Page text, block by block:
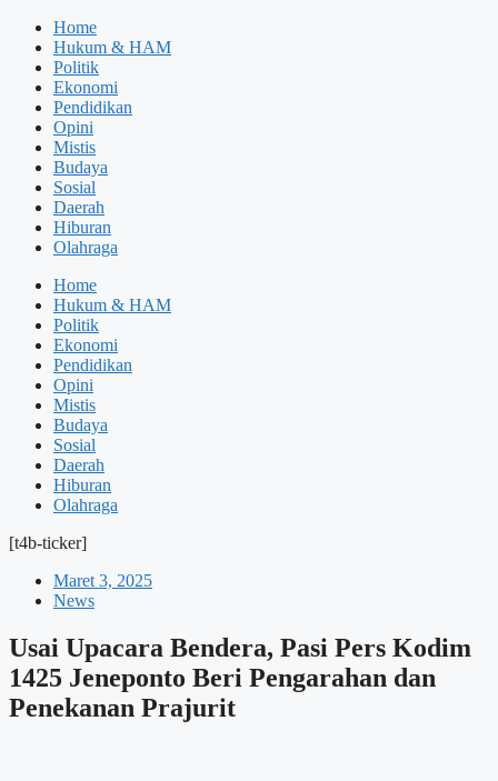
Home
Hukum & HAM
Politik
Ekonomi
Pendidikan
Opini
Mistis
Budaya
Sosial
Daerah
Hiburan
Olahraga
Home
Hukum & HAM
Politik
Ekonomi
Pendidikan
Opini
Mistis
Budaya
Sosial
Daerah
Hiburan
Olahraga
[t4b-ticker]
Maret 3, 2025
News
Usai Upacara Bendera, Pasi Pers Kodim
1425 Jeneponto Beri Pengarahan dan
Penekanan Prajurit